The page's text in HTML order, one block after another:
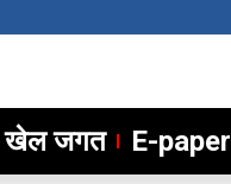
खेल जगत E-paper